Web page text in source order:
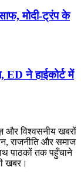
मोदी-ट्रंप के
ने हाईकोर्ट में
और विश्वसनीय खबरों
राजनीति और समाज
पाठकों तक पहुँचाने
खबर।